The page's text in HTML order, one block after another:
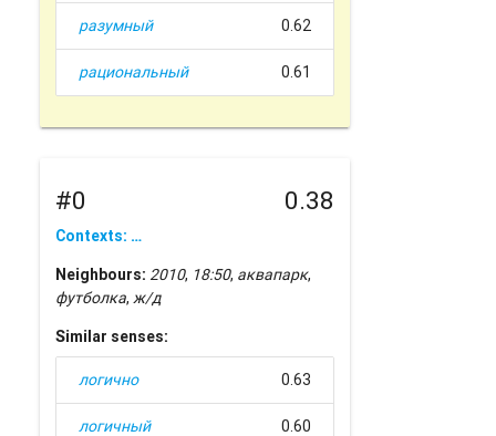
разумный 0.62
рациональный 0.61
#0 0.38
Contexts: …
Neighbours: 2010, 18:50, аквапарк,
футболка,ж/д
Similar senses:
логично 0.63
логичный 0.60